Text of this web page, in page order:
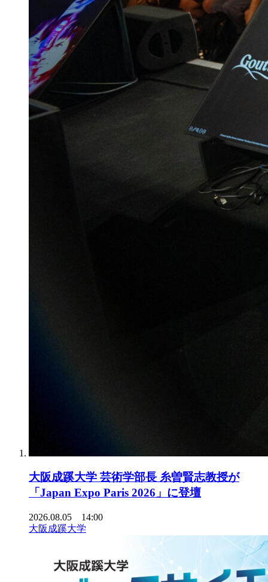
大阪成蹊大学 芸術学部長 糸曽賢志教授が
「Japan Expo Paris 2026」に登壇
2026.08.05 14:00
大阪成蹊大学